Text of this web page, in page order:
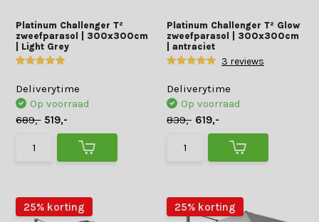
Platinum Challenger T²
zweefparasol | 300x300cm
| Light Grey
Deliverytime
Op voorraad
689,- 519,-
Platinum Challenger T² Glow
zweefparasol | 300x300cm
| antraciet
3 reviews
Deliverytime
Op voorraad
839,- 619,-
25% korting 25% korting